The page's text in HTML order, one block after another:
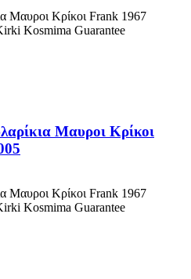
Μαυροι Κρίκοι Frank 1967
Kosmima Guarantee
Μαυροι Κρίκοι
Μαυροι Κρίκοι Frank 1967
Kosmima Guarantee